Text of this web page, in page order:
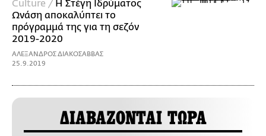
Culture / Η Στέγη Ιδρύματος
Ωνάση αποκαλύπτει το
πρόγραμμά της για τη σεζόν
2019-2020
ΑΛΕΞΑΝΔΡΟΣ ΔΙΑΚΟΣΑΒΒΑΣ
25.9.2019
ΔΙΑΒΑΖΟΝΤΑΙ ΤΩΡΑ